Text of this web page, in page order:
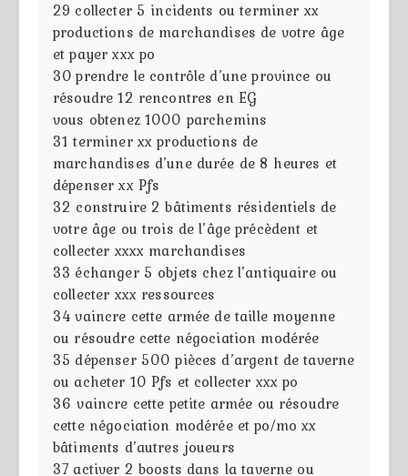
29 collecter 5 incidents ou terminer xx
productions de marchandises de votre âge
et payer xxx po
30 prendre le contrôle d’une province ou
résoudre 12 rencontres en EG
vous obtenez 1000 parchemins
31terminer xx productions de
marchandises d’une durée de 8 heures et
dépenser xx Pfs
32 construire 2 bâtiments résidentiels de
votre âge ou trois de l’âge précèdent et
collecter xxxx marchandises
33 échanger 5 objets chez l’antiquaire ou
collecter xxx ressources
34 vaincre cette armée de taille moyenne
ou résoudre cette négociation modérée
35 dépenser 500 pièces d’argent de taverne
ou acheter 10 Pfs et collecter xxx po
36vaincre cette petite armée ou résoudre
cette négociation modérée et po/mo xx
bâtiments d’autres joueurs
37 activer 2 boosts dans la taverne ou